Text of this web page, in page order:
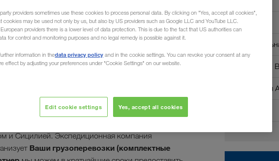
Russia and Belarus
Европе ...
грузов (FTL), мы заберем и доставим Ваш
и Сицилией. Экспедиционная компания
Ваши грузоперевозки (комплектные
Ближний
Северная
providers sometimes use these cookies to process personal data. By clicking on "Yes, accept all cookies",
cookies may be used not only by us, but also by US providers such as Google LLC and YouTube LLC.
providers there is a lower level of data protection. This is due to the fact that US authorities can
for control and monitoring purposes and no legal remedy is possible against it.
information in thedata privacy policy and in the cookie settings. You can revoke your consent at any
effect by adjusting your preferences under "Cookie Settings" on our website.
Edit cookie settings Yes, accept all cookies